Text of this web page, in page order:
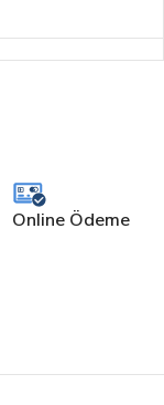
Online Ödeme